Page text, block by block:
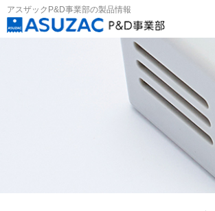
アスザックP&D事業部の製品情報